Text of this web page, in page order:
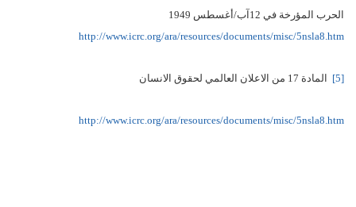
الحرب المؤرخة في 12آب/أغسطس 1949
http://www.icrc.org/ara/resources/documents/misc/5nsla8.htm
[5] المادة 17 من الاعلان العالمي لحقوق الانسان
http://www.icrc.org/ara/resources/documents/misc/5nsla8.htm